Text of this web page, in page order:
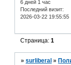
6 дней 1 час
Последний визит:
2026-03-22 19:55:55
Страница:1
»surliberal »